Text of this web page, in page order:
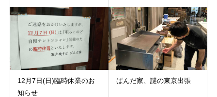
12月7日(日)臨時休業のお
知らせ
ぱんだ家、謎の東京出張